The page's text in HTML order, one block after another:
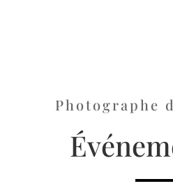
Photographe
É